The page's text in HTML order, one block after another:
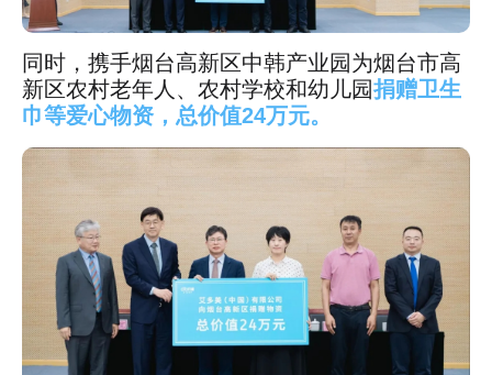
同时，携手烟台高新区中韩产业园为烟台市高
新区农村老年人、农村学校和幼儿园捐赠卫生
巾等爱心物资，总价值24万元。